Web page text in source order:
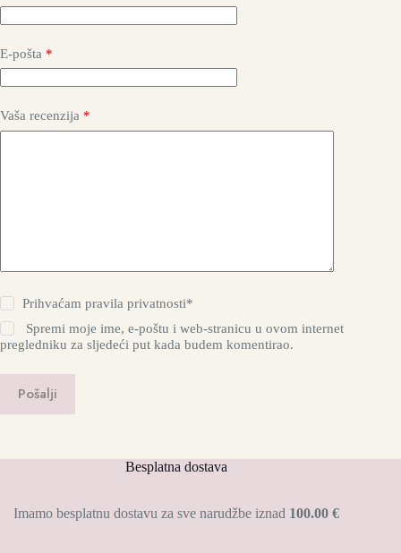
E-pošta *
Vaša recenzija *
Prihvaćampravila privatnosti*
Spremi moje ime, e-poštu i web-stranicu u ovom internet
pregledniku za sljedeći put kada budem komentirao.
Pošalji
Besplatna dostava
Imamo besplatnu dostavu za sve narudžbe iznad 100.00 €